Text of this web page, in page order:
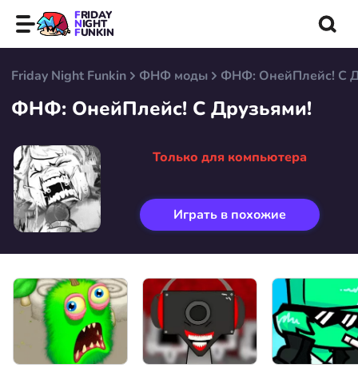
FRIDAY
NIGHT
FUNKIN
Friday Night Funkin ФНФ моды ФНФ: ОнейПлейс! С
ФНФ: ОнейПлейс! С Друзьями!
Только для компьютера
Играть в похожие